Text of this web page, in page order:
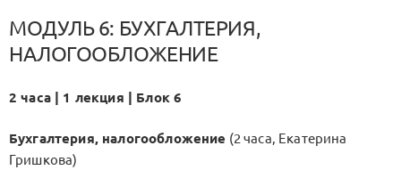
МОДУЛЬ 6: БУХГАЛТЕРИЯ,
НАЛОГООБЛОЖЕНИЕ
2 часа | 1 лекция | Блок 6
Бухгалтерия, налогообложение (2 часа, Екатерина
Гришкова)